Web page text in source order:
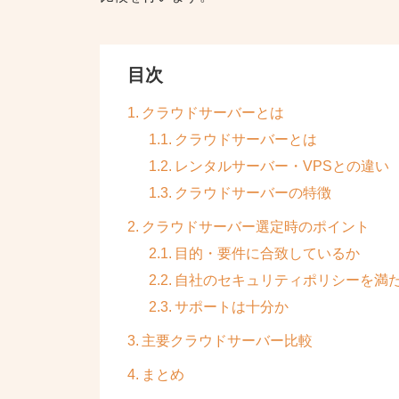
目次
クラウドサーバーとは
クラウドサーバーとは
レンタルサーバー・VPSとの違い
クラウドサーバーの特徴
クラウドサーバー選定時のポイント
目的・要件に合致しているか
自社のセキュリティポリシーを満
サポートは十分か
主要クラウドサーバー比較
まとめ